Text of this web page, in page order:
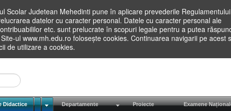
Scolar Judetean Mehedinti pune în aplicare prevederile
datelor cu caracter personal. Datele cu caracter personal ale
etc. sunt prelucrate în scopuri legale pentru a putea
ul www.mh.edu.ro folosește cookies. Continuarea navigarii pe acest
de utilizare a cookies.
Didactice Departamente Proiecte Examene